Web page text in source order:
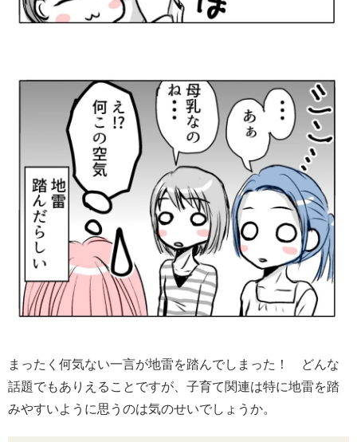
まったく何気ない一言が地雷を踏んでしまった！ どんな
話題でもありえることですが、子育て関連は特に地雷を踏
みやすいように思うのは気のせいでしょうか。